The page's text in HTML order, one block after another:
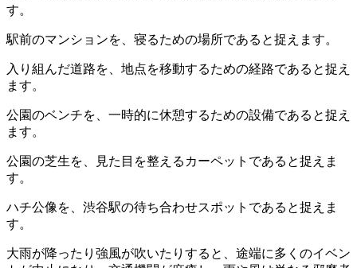
す。
駅前のマンションを、寝るための場所であると捉えます。
入り組んだ道路を、地点を移動するための経路であると捉え
ます。
公園のベンチを、一時的に休憩するための設備であると捉え
ます。
公園の芝生を、見た目を整えるカーペットであると捉えま
す。
ハチ公像を、渋谷駅の待ち合わせスポットであると捉えま
す。
大雨が降ったり強風が吹いたりすると、途端に多くのイベン